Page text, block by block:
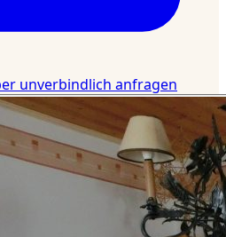
unverbindlich anfragen